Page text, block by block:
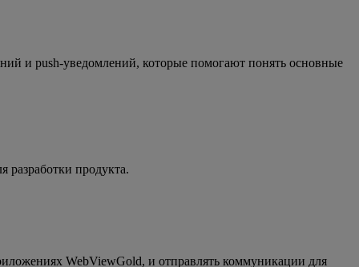
и push-уведомлений, которые помогают понять основные
разработки продукта.
WebViewGold, и отправлять коммуникации для